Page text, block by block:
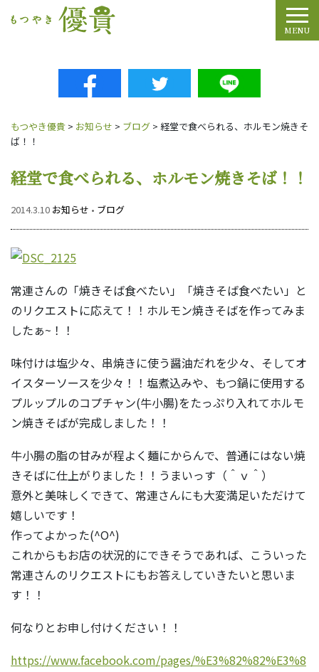
MENU
もつやき優貴 > お知らせ > ブログ > 経堂で食べられる、ホルモン焼きそ
ば！！
経堂で食べられる、ホルモン焼きそば！！
2014.3.10 お知らせ • ブログ
常連さんの「焼きそば食べたい」「焼きそば食べたい」と
のリクエストに応えて！！ホルモン焼きそばを作ってみま
したぁ~！！
味付けは塩少々、串焼きに使う醤油だれを少々、そしてオ
イスターソースを少々！！塩煮込みや、もつ鍋に使用する
プルップルのコプチャン(牛小腸)をたっぷり入れてホルモ
ン焼きそばが完成しました！！
牛小腸の脂の甘みが程よく麺にからんで、普通にはない焼
きそばに仕上がりました！！うまいっす（＾ｖ＾）
意外と美味しくできて、常連さんにも大変満足いただけて
嬉しいです！
作ってよかった(^O^)
これからもお店の状況的にできそうであれば、こういった
常連さんのリクエストにもお答えしていきたいと思いま
す！！
何なりとお申し付けください！！
https://www.facebook.com/pages/%E3%82%82%E3%8